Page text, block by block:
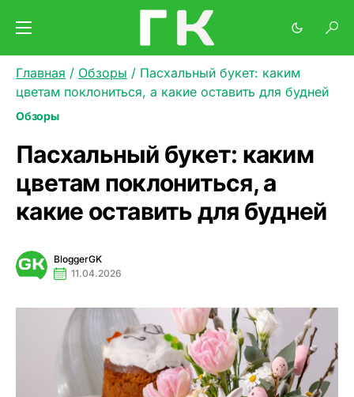
Главная / Обзоры / Пасхальный букет: каким
цветам поклониться, а какие оставить для будней
Обзоры
Пасхальный букет: каким
цветам поклониться, а
какие оставить для будней
BloggerGK
11.04.2026